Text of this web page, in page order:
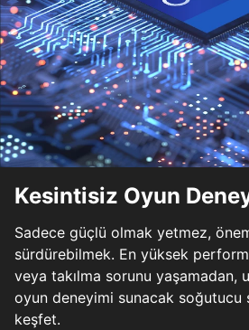
Kesintisiz Oyun
Sadece güçlü olmak yetmez,
sürdürebilmek. En yüksek
veya takılma sorunu yaşamadan,
oyun deneyimi sunacak soğutucu
keşfet.